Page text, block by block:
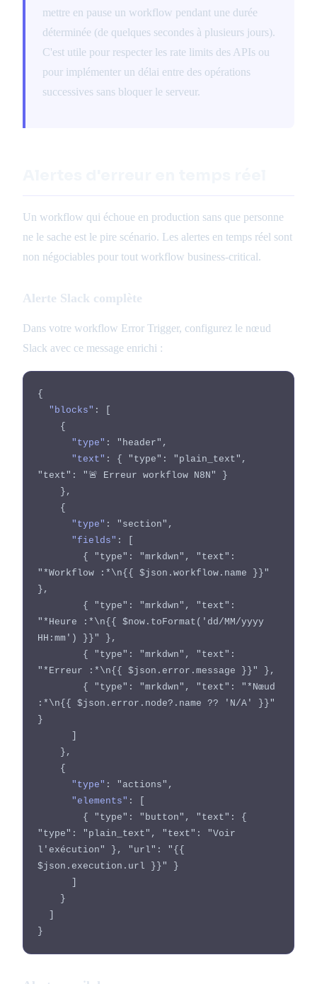
mettre en pause un workflow pendant une durée
déterminée (de quelques secondes à plusieurs jours).
C'est utile pour respecter les rate limits des APIs ou
pour implémenter un délai entre des opérations
successives sans bloquer le serveur.
Un workflow qui échoue en production sans que personne
ne le sache est le pire scénario. Les alertes en temps réel sont
non négociables pour tout workflow business-critical.
Alerte Slack complète
Dans votre workflow Error Trigger, configurez le nœud
Slack avec ce message enrichi :
{
"blocks" : [
"type" : "header",
"text" : { "type": "plain_text",
"text": "🚨 Erreur workflow N8N" }
"type" : "section",
"fields" : [
"*Workflow :*\n{{ $json.workflow.name }}"
},
"*Heure :*\n{{ $now.toFormat('dd/MM/yyyy
HH:mm') }}" },
"*Erreur :*\n{{ $json.error.message }}" },
:*\n{{ $json.error.node?.name ?? 'N/A' }}"
}
"type" : "actions",
"elements" : [
"type": "plain_text", "text": "Voir
l'exécution" }, "url": "{{
$json.execution.url }}" }
}